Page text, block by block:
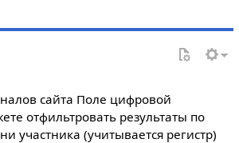
сайта Поле цифровой
отфильтровать результаты по
участника (учитывается регистр)